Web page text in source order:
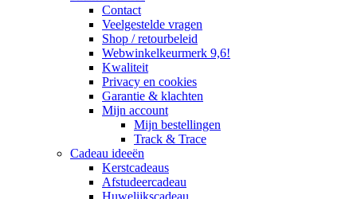
Contact
Veelgestelde vragen
Shop / retourbeleid
Webwinkelkeurmerk 9,6!
Kwaliteit
Privacy en cookies
Garantie & klachten
Mijn account
Mijn bestellingen
Track & Trace
Cadeau ideeën
Kerstcadeaus
Afstudeercadeau
Huwelijkscadeau